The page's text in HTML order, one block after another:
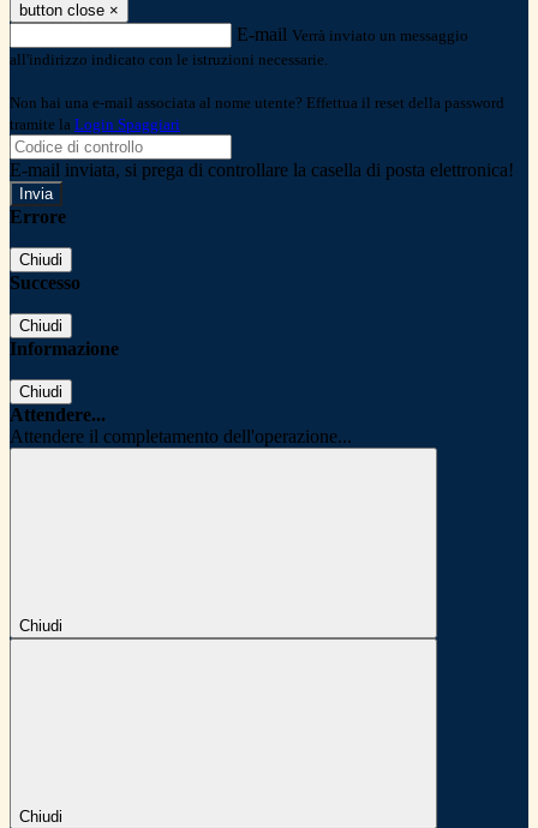
button close ×
E-mail Verrà inviato un messaggio
all'indirizzo indicato con le istruzioni necessarie.
Non hai una e-mail associata al nome utente? Effettua il reset della password
tramite la Login Spaggiari
E-mail inviata, si prega di controllare la casella di posta elettronica!
Errore
Chiudi
Successo
Chiudi
Informazione
Chiudi
Attendere...
Attendere il completamento dell'operazione...
Chiudi
Chiudi